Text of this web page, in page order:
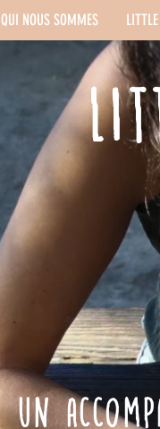
QUI NOUS SOMMES
Un